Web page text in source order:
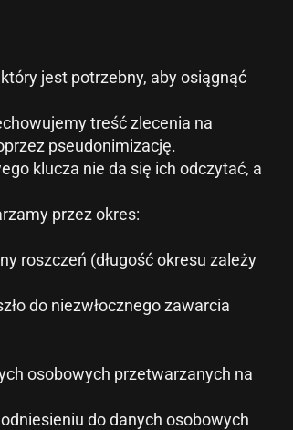
jest potrzebny, aby osiągnąć
treść zlecenia na
pseudonimizację.
klucza nie da się ich odczytać, a
przez okres:
roszczeń (długość okresu zależy
do niezwłocznego zawarcia
osobowych przetwarzanych na
do danych osobowych